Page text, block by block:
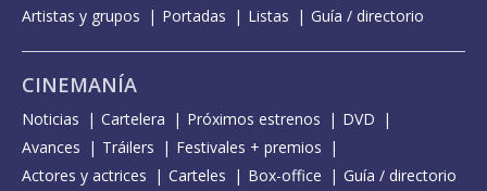
Artistas y grupos
Portadas Listas Guía / directorio
CINEMANÍA
Noticias Cartelera Próximos estrenos
DVD
Avances
Tráilers
Festivales + premios
Actores y actrices
Carteles Box-office Guía / directorio